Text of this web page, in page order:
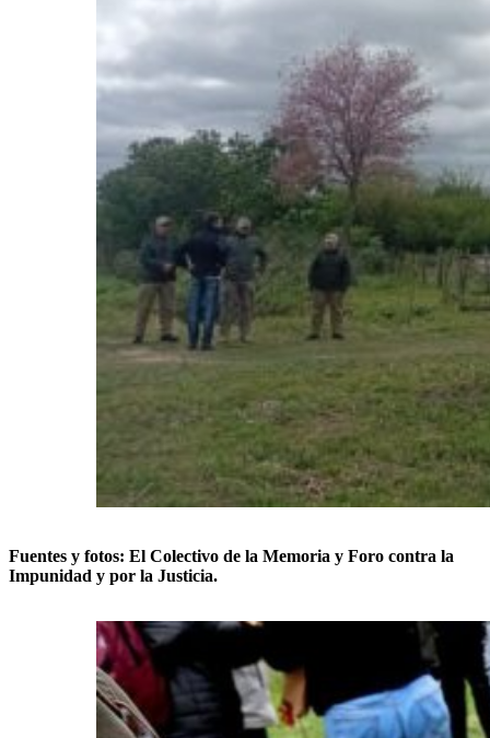
Fuentes y fotos: El Colectivo de la Memoria y Foro contra la
Impunidad y por la Justicia.